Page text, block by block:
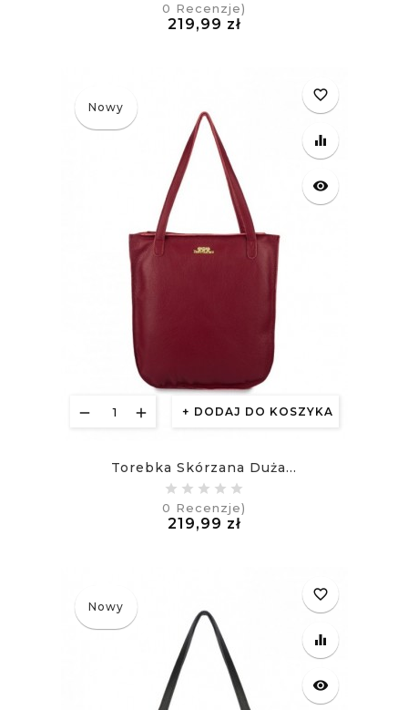
0 Recenzje)
219,99 złCena
Nowy
DODAJ DO KOSZYKA
favorite_border
equalizer
visibility
Torebka Skórzana Duża...
0 Recenzje)
219,99 złCena
Nowy
favorite_border
equalizer
visibility